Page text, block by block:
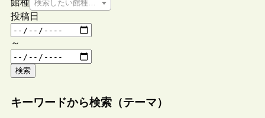
検索したい館種を選択してください
投稿日
～
検索
キーワードから検索（テーマ）